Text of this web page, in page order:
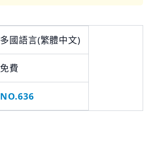
多國語言(繁體中文)
免費
NO.636